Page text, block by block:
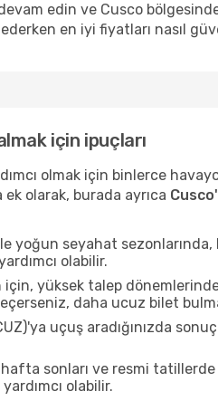
edin ve Cusco
en iyi fiyatları nasıl
için ipuçları
olmak için binlerce
olarak, burada ayrıca
yoğun seyahat
olabilir.
yüksek talep
daha ucuz bilet
uçuş aradığınızda
sonları ve resmi
olabilir.